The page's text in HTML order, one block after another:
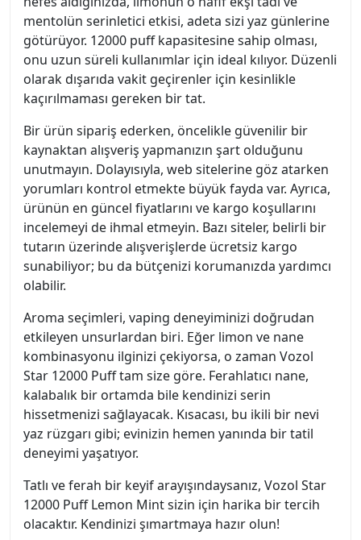
mentolün serinletici etkisi, adeta sizi yaz günlerine
götürüyor. 12000 puff kapasitesine sahip olması,
onu uzun süreli kullanımlar için ideal kılıyor. Düzenli
olarak dışarıda vakit geçirenler için kesinlikle
kaçırılmaması gereken bir tat.
Bir ürün sipariş ederken, öncelikle güvenilir bir
kaynaktan alışveriş yapmanızın şart olduğunu
unutmayın. Dolayısıyla, web sitelerine göz atarken
yorumları kontrol etmekte büyük fayda var. Ayrıca,
ürünün en güncel fiyatlarını ve kargo koşullarını
incelemeyi de ihmal etmeyin. Bazı siteler, belirli bir
tutarın üzerinde alışverişlerde ücretsiz kargo
sunabiliyor; bu da bütçenizi korumanızda yardımcı
olabilir.
Aroma seçimleri, vaping deneyiminizi doğrudan
etkileyen unsurlardan biri. Eğer limon ve nane
kombinasyonu ilginizi çekiyorsa, o zaman Vozol
Star 12000 Puff tam size göre. Ferahlatıcı nane,
kalabalık bir ortamda bile kendinizi serin
hissetmenizi sağlayacak. Kısacası, bu ikili bir nevi
yaz rüzgarı gibi; evinizin hemen yanında bir tatil
deneyimi yaşatıyor.
Tatlı ve ferah bir keyif arayışındaysanız, Vozol Star
12000 Puff Lemon Mint sizin için harika bir tercih
olacaktır. Kendinizi şımartmaya hazır olun!